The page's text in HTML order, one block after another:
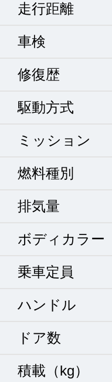
走行距離
車検
修復歴
駆動方式
ミッション
燃料種別
排気量
ボディカラー
乗車定員
ハンドル
ドア数
積載（kg）